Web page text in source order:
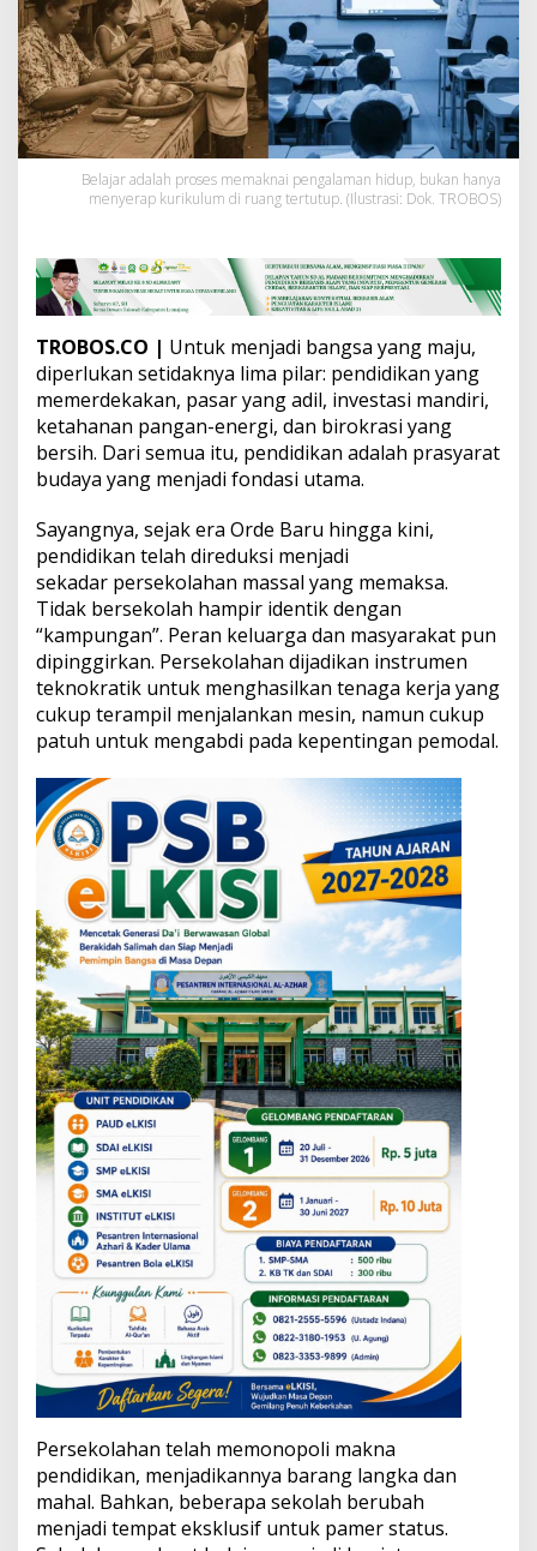
H
a
n
y
a
P
e
r
s
e
l
a
h
:
S
a
a
t
n
a
B
a
n
g
u
n
e
j
a
n
g
B
e
a
j
a
r
Belajar adalah proses memaknai pengalaman hidup, bukan hanya
menyerap kurikulum di ruang tertutup. (Ilustrasi: Dok. TROBOS)
TROBOS.CO | Untuk menjadi bangsa yang maju,
diperlukan setidaknya lima pilar: pendidikan yang
memerdekakan, pasar yang adil, investasi mandiri,
ketahanan pangan-energi, dan birokrasi yang
bersih. Dari semua itu, pendidikan adalah prasyarat
budaya yang menjadi fondasi utama.
Sayangnya, sejak era Orde Baru hingga kini,
pendidikan telah direduksi menjadi
sekadar persekolahan massal yang memaksa.
Tidak bersekolah hampir identik dengan
“kampungan”. Peran keluarga dan masyarakat pun
dipinggirkan. Persekolahan dijadikan instrumen
teknokratik untuk menghasilkan tenaga kerja yang
cukup terampil menjalankan mesin, namun cukup
patuh untuk mengabdi pada kepentingan pemodal.
Persekolahan telah memonopoli makna
pendidikan, menjadikannya barang langka dan
mahal. Bahkan, beberapa sekolah berubah
menjadi tempat eksklusif untuk pamer status.